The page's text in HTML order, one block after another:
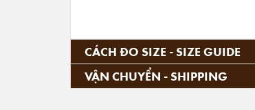
CÁCH ĐO SIZE - SIZE GUIDE
VẬN CHUYỂN - SHIPPING